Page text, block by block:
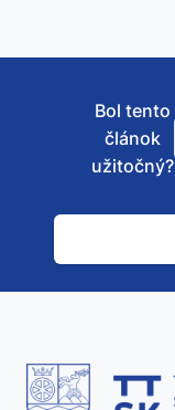
Bol tento
článok
užitočný?